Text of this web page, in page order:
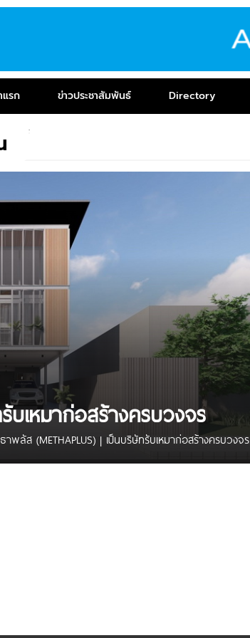
แรก ข่าวประชาสัมพันธ์ Directory
บเหมาก่อสร้างครบวงจร
พลัส (METHAPLUS) | เป็นบริษัทรับเหมาก่อสร้างครบวงจร